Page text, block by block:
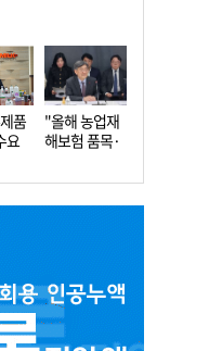
품
요
"올해 농업재
해보험 품목·